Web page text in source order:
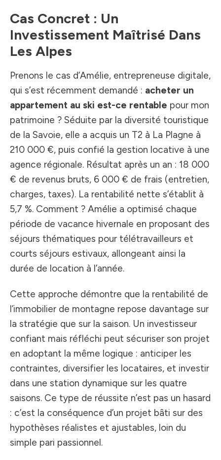
Cas Concret : Un
Investissement Maîtrisé Dans
Les Alpes
Prenons le cas d’Amélie, entrepreneuse digitale,
qui s’est récemment demandé : acheter un
appartement au ski est-ce rentable pour mon
patrimoine ? Séduite par la diversité touristique
de la Savoie, elle a acquis un T2 à La Plagne à
210 000 €, puis confié la gestion locative à une
agence régionale. Résultat après un an : 18 000
€ de revenus bruts, 6 000 € de frais (entretien,
charges, taxes). La rentabilité nette s’établit à
5,7 %. Comment ? Amélie a optimisé chaque
période de vacance hivernale en proposant des
séjours thématiques pour télétravailleurs et
courts séjours estivaux, allongeant ainsi la
durée de location à l’année.
Cette approche démontre que la rentabilité de
l’immobilier de montagne repose davantage sur
la stratégie que sur la saison. Un investisseur
confiant mais réfléchi peut sécuriser son projet
en adoptant la même logique : anticiper les
contraintes, diversifier les locataires, et investir
dans une station dynamique sur les quatre
saisons. Ce type de réussite n’est pas un hasard
: c’est la conséquence d’un projet bâti sur des
hypothèses réalistes et ajustables, loin du
simple pari passionnel.